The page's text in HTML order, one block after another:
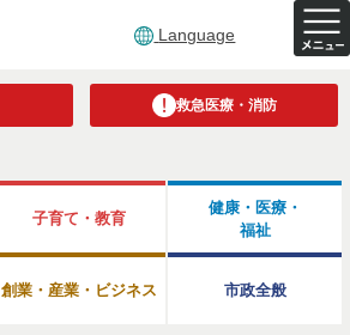
Language
救急医療・消防
子育て・教育
健康・医療・
福祉
創業・産業・ビジネス 市政全般